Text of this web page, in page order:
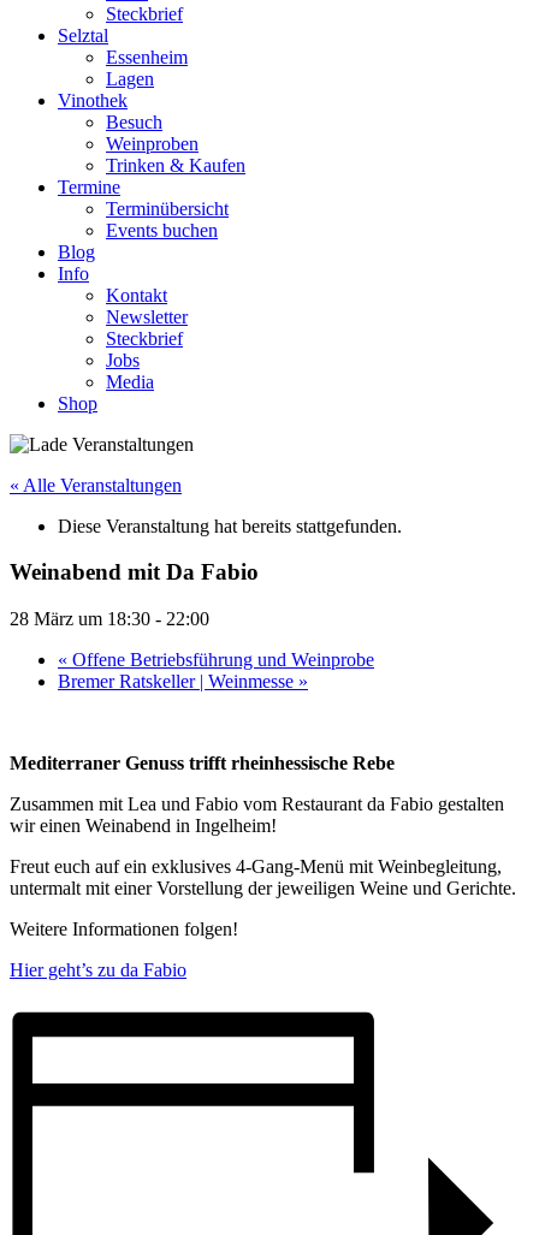
Steckbrief
Selztal
Essenheim
Lagen
Vinothek
Besuch
Weinproben
Trinken & Kaufen
Termine
Terminübersicht
Events buchen
Blog
Info
Kontakt
Newsletter
Steckbrief
Jobs
Media
Shop
« Alle Veranstaltungen
Diese Veranstaltung hat bereits stattgefunden.
Weinabend mit Da Fabio
28 März um 18:30 - 22:00
« Offene Betriebsführung und Weinprobe
Bremer Ratskeller | Weinmesse »
Mediterraner Genuss trifft rheinhessische Rebe
Zusammen mit Lea und Fabio vom Restaurant da Fabio gestalten
wir einen Weinabend in Ingelheim!
Freut euch auf ein exklusives 4-Gang-Menü mit Weinbegleitung,
untermalt mit einer Vorstellung der jeweiligen Weine und Gerichte.
Weitere Informationen folgen!
Hier geht’s zu da Fabio